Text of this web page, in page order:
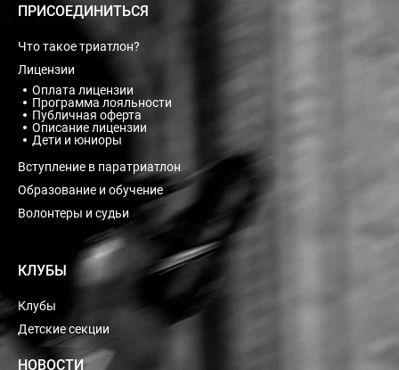
ПРИСОЕДИНИТЬСЯ
Что такое триатлон?
Лицензии
Оплата лицензии
Программа лояльности
Публичная оферта
Описание лицензии
Дети и юниоры
Вступление в паратриатлон
Образование и обучение
Волонтеры и судьи
КЛУБЫ
Клубы
Детские секции
НОВОСТИ